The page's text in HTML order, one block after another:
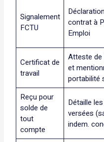
Signalement
FCTU
contrat à
Emploi
Certificat de
travail
Atteste de
et
portabilité
Reçu pour
solde de
tout
compte
Détaille
versées
indem.